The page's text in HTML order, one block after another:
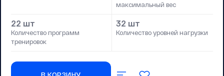
максимальный вес
22 шт
Количество программ
тренировок
32 шт
Количество уровней нагрузки